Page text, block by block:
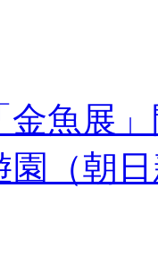
金魚展
園（朝